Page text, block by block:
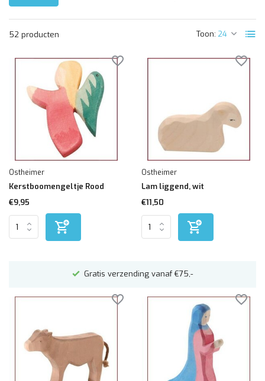
52 producten Toon:
Ostheimer
Kerstboomengeltje Rood
€9,95
Ostheimer
Lam liggend, wit
€11,50
Altijd mooi ingepakt